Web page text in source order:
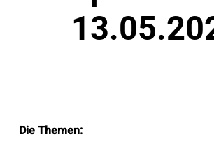
Die Themen: